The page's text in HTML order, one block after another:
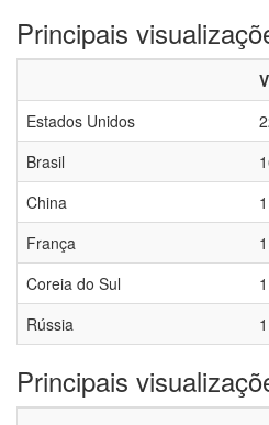
Principais
Estados Unidos
Brasil
China
1
França
1
Coreia do Sul
1
Rússia
1
Principais